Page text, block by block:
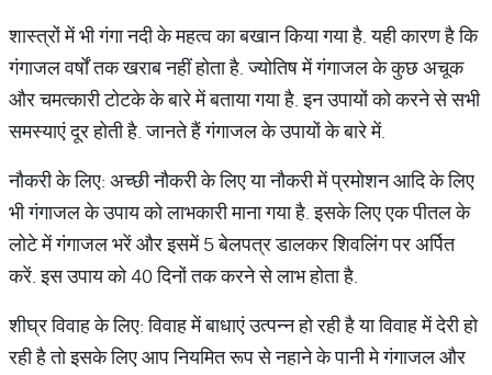
शास्त्रों में भी गंगा नदी के महत्व का बखान किया गया है. यही कारण है कि
गंगाजल वर्षों तक खराब नहीं होता है. ज्योतिष में गंगाजल के कुछ अचूक
और चमत्कारी टोटके के बारे में बताया गया है. इन उपायों को करने से सभी
समस्याएं दूर होती है. जानते हैं गंगाजल के उपायों के बारे में.
नौकरी के लिए: अच्छी नौकरी के लिए या नौकरी में प्रमोशन आदि के लिए
भी गंगाजल के उपाय को लाभकारी माना गया है. इसके लिए एक पीतल के
लोटे में गंगाजल भरें और इसमें 5 बेलपत्र डालकर शिवलिंग पर अर्पित
करें. इस उपाय को 40 दिनों तक करने से लाभ होता है.
शीघ्र विवाह के लिए: विवाह में बाधाएं उत्पन्न हो रही है या विवाह में देरी हो
रही है तो इसके लिए आप नियमित रूप से नहाने के पानी मे गंगाजल और